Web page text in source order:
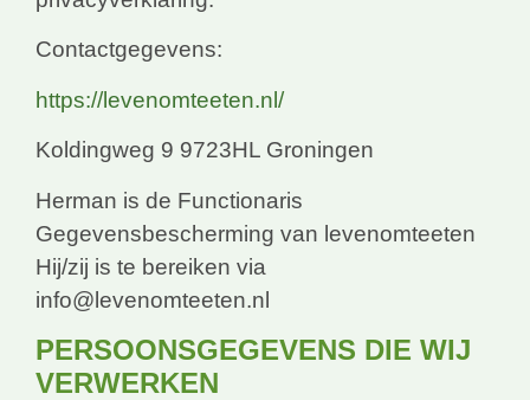
Contactgegevens:
https://levenomteeten.nl/
Koldingweg 9 9723HL Groningen
Herman is de Functionaris
Gegevensbescherming van levenomteeten
Hij/zij is te bereiken via
info@levenomteeten.nl
PERSOONSGEGEVENS DIE WIJ
VERWERKEN